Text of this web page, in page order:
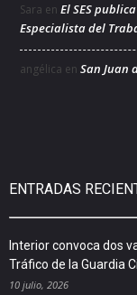
Sara en El SES
Especialista del
angélica en San Juan
ENTRADAS
Interior convoca dos
Tráfico de la Guardia
10 julio, 2026